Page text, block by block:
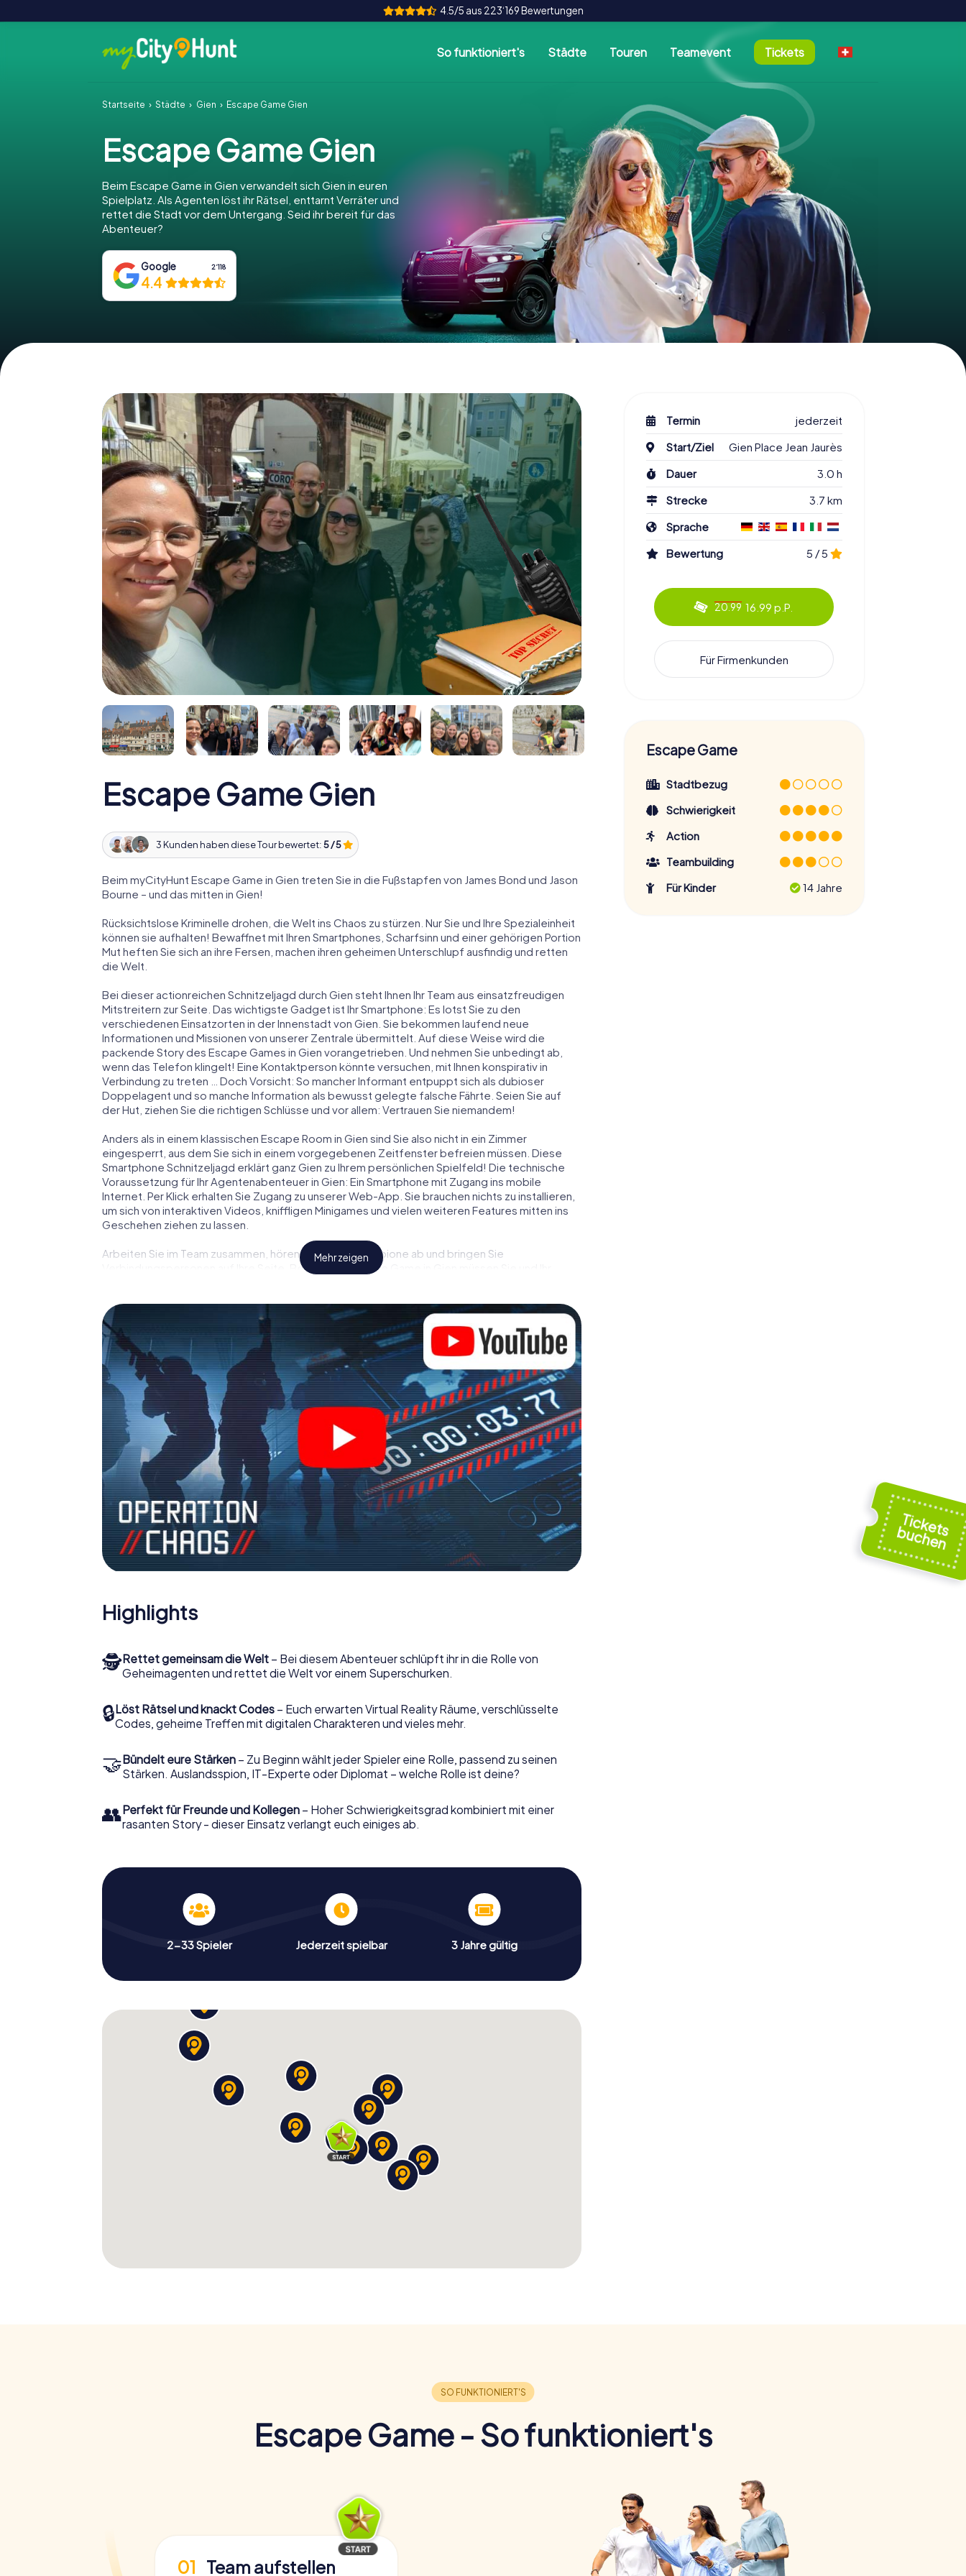
4.5/5 aus 223‘169 Bewertungen
So funktioniert's Städte Touren Teamevent Tickets
Startseite Städte Gien Escape Game Gien
Escape Game Gien
Beim Escape Game in Gien verwandelt sich Gien in euren
Spielplatz. Als Agenten löst ihr Rätsel, enttarnt Verräter und
rettet die Stadt vor dem Untergang. Seid ihr bereit für das
Abenteuer?
Google 2‘118
4.4
Escape Game Gien
3 Kunden haben diese Tour bewertet:5 / 5
Beim myCityHunt Escape Game in Gien treten Sie in die Fußstapfen von James Bond und Jason
Bourne – und das mitten in Gien!
Rücksichtslose Kriminelle drohen, die Welt ins Chaos zu stürzen. Nur Sie und Ihre Spezialeinheit
können sie aufhalten! Bewaffnet mit Ihren Smartphones, Scharfsinn und einer gehörigen Portion
Mut heften Sie sich an ihre Fersen, machen ihren geheimen Unterschlupf ausfindig und retten
die Welt.
Bei dieser actionreichen Schnitzeljagd durch Gien steht Ihnen Ihr Team aus einsatzfreudigen
Mitstreitern zur Seite. Das wichtigste Gadget ist Ihr Smartphone: Es lotst Sie zu den
verschiedenen Einsatzorten in der Innenstadt von Gien. Sie bekommen laufend neue
Informationen und Missionen von unserer Zentrale übermittelt. Auf diese Weise wird die
packende Story des Escape Games in Gien vorangetrieben. Und nehmen Sie unbedingt ab,
wenn das Telefon klingelt! Eine Kontaktperson könnte versuchen, mit Ihnen konspirativ in
Verbindung zu treten … Doch Vorsicht: So mancher Informant entpuppt sich als dubioser
Doppelagent und so manche Information als bewusst gelegte falsche Fährte. Seien Sie auf
der Hut, ziehen Sie die richtigen Schlüsse und vor allem: Vertrauen Sie niemandem!
Anders als in einem klassischen Escape Room in Gien sind Sie also nicht in ein Zimmer
eingesperrt, aus dem Sie sich in einem vorgegebenen Zeitfenster befreien müssen. Diese
Smartphone Schnitzeljagd erklärt ganz Gien zu Ihrem persönlichen Spielfeld! Die technische
Voraussetzung für Ihr Agentenabenteuer in Gien: Ein Smartphone mit Zugang ins mobile
Internet. Per Klick erhalten Sie Zugang zu unserer Web-App. Sie brauchen nichts zu installieren,
um sich von interaktiven Videos, kniffligen Minigames und vielen weiteren Features mitten ins
Geschehen ziehen zu lassen.
Arbeiten Sie im Team zusammen, hören Sie feindliche Spione ab und bringen Sie
Verbindungspersonen auf Ihre Seite. Bei diesem Escape Game in Gien müssen Sie und Ihr
Team im Highscore von Gien und erhalten Zugang zu Ihrer ganz persönlichen Bildergalerie. Das
myCityHunt Escape Game macht Gien zu Ihrem ganz persönlichen Erlebnisspielplatz. Holen Sie
sich Ihre Tickets in die Welt der Spionage und Geheimagenten und verwandeln Sie Gien in
einen Outdoor Escape Room!
Mehr zeigen
Highlights
🕵Rettet gemeinsam die Welt – Bei diesem Abenteuer schlüpft ihr in die Rolle von
Geheimagenten und rettet die Welt vor einem Superschurken.
🔒Löst Rätsel und knackt Codes – Euch erwarten Virtual Reality Räume, verschlüsselte
Codes, geheime Treffen mit digitalen Charakteren und vieles mehr.
🤝Bündelt eure Stärken – Zu Beginn wählt jeder Spieler eine Rolle, passend zu seinen
Stärken. Auslandsspion, IT-Experte oder Diplomat – welche Rolle ist deine?
👥Perfekt für Freunde und Kollegen – Hoher Schwierigkeitsgrad kombiniert mit einer
rasanten Story - dieser Einsatz verlangt euch einiges ab.
2-33 Spieler Jederzeit spielbar 3 Jahre gültig
Termin
jederzeit
Start/Ziel
Gien Place Jean Jaurès
Dauer
3.0 h
Strecke
3.7 km
Sprache
Bewertung
5 / 5
20.99 16.99 p.P.
Für Firmenkunden
Escape Game
Stadtbezug
Schwierigkeit
Action
Teambuilding
Für Kinder
14 Jahre
Escape Game - So funktioniert's
01 Team aufstellen